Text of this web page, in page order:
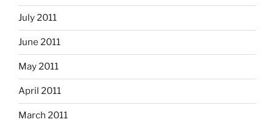
July 2011
June 2011
May 2011
April 2011
March 2011